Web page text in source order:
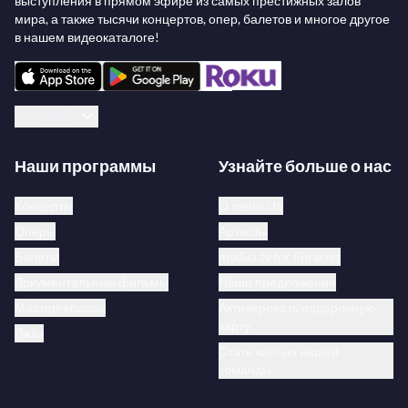
мира, а также тысячи концертов, опер, балетов и многое другое
в нашем видеокаталоге!
Наши программы Узнайте больше о нас